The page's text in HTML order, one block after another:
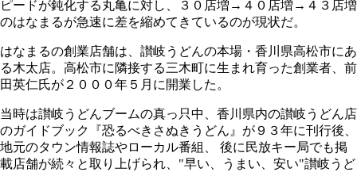
ピードが鈍化する丸亀に対し、３０店増→４０店増→４３店増
のはなまるが急速に差を縮めてきているのが現状だ。
はなまるの創業店舗は、讃岐うどんの本場・香川県高松市にあ
る木太店。高松市に隣接する三木町に生まれ育った創業者、前
田英仁氏が２０００年５月に開業した。
当時は讃岐うどんブームの真っ只中、香川県内の讃岐うどん店
のガイドブック『恐るべきさぬきうどん』が９３年に刊行後、
地元のタウン情報誌やローカル番組、 後に民放キー局でも掲
載店舗が続々と取り上げられ、"早い、うまい、安い"讃岐うど